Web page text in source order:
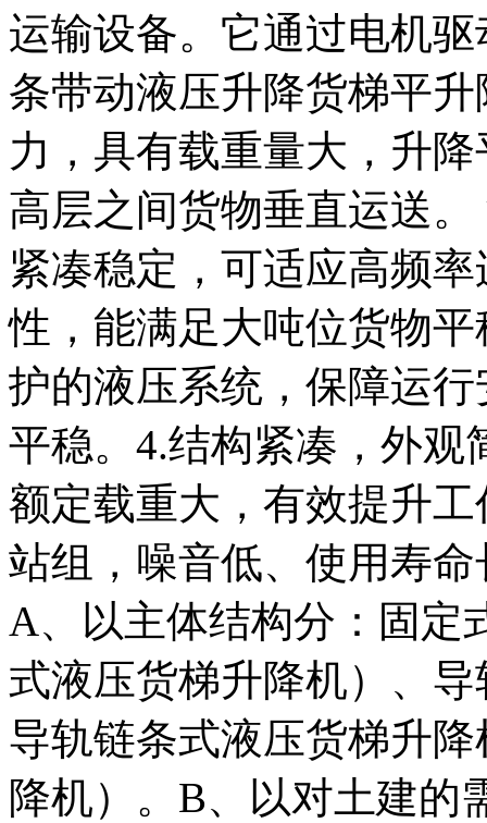
运输设备。它通过电机
条带动液压升降货梯平
力，具有载重量大，升
高层之间货物垂直运送
紧凑稳定，可适应高频
性，能满足大吨位货物
护的液压系统，保障运
平稳。4.结构紧凑，外观
额定载重大，有效提升
站组，噪音低、使用寿
A、以主体结构分：固定
式液压货梯升降机）、
导轨链条式液压货梯升
降机）。B、以对土建的